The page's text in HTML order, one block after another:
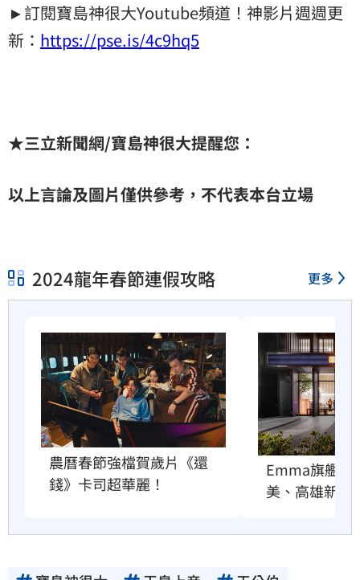
►訂閱寶島神很大Youtube頻道！神影片週週更
新： https://pse.is/4c9hq5
★三立新聞網/寶島神很大提醒您：
以上言論及圖片僅供參考，不代表本台立場
2024龍年春節連假攻略 更多
農曆春節強檔賀歲片《還
錢》卡司超華麗！
Emma旗艦店
美、高雄新左